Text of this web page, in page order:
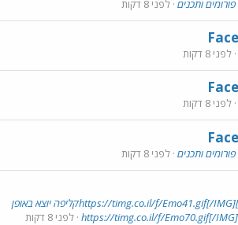
ותכנים לפני 8 דקות
לפני 8 דקות
לפני 8 דקות
ותכנים לפני 8 דקות
[IMG]https://timg.co.il/f/Emo41.gif[/IMG]קליפה יוצא באופן
לפני 8 דקות